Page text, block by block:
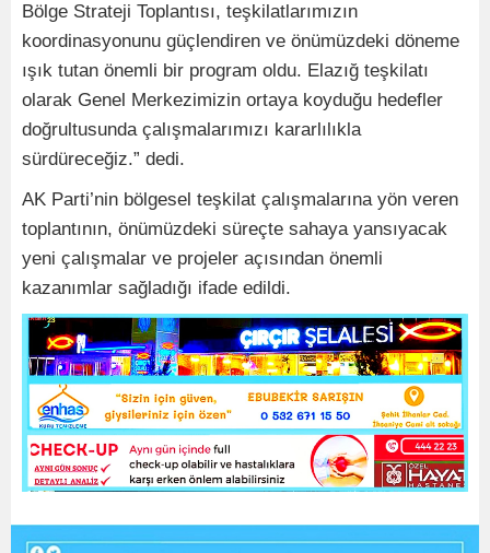
Bölge Strateji Toplantısı, teşkilatlarımızın
koordinasyonunu güçlendiren ve önümüzdeki döneme
ışık tutan önemli bir program oldu. Elazığ teşkilatı
olarak Genel Merkezimizin ortaya koyduğu hedefler
doğrultusunda çalışmalarımızı kararlılıkla
sürdüreceğiz.” dedi.
AK Parti’nin bölgesel teşkilat çalışmalarına yön veren
toplantının, önümüzdeki süreçte sahaya yansıyacak
yeni çalışmalar ve projeler açısından önemli
kazanımlar sağladığı ifade edildi.